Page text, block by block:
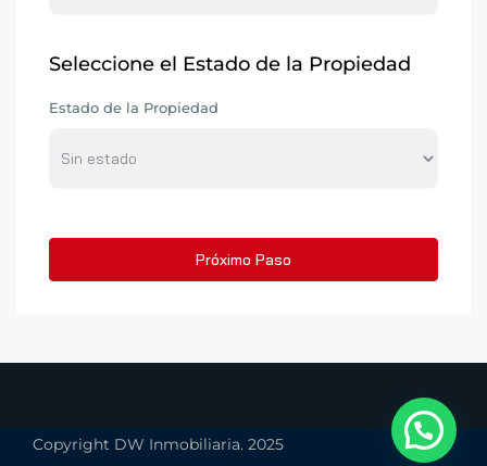
Seleccione el Estado de la Propiedad
Estado de la Propiedad
Próximo Paso
Copyright DW Inmobiliaria. 2025